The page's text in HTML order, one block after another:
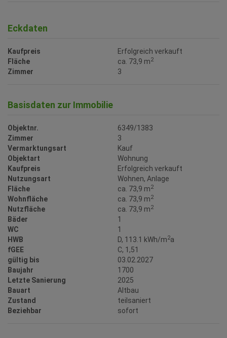
Eckdaten
Kaufpreis
Erfolgreich verkauft
Fläche
ca. 73,9 m2
Zimmer 3
Basisdaten zur Immobilie
Objektnr.
6349/1383
Zimmer
3
Vermarktungsart
Kauf
Objektart
Wohnung
Kaufpreis
Erfolgreich verkauft
Nutzungsart
Wohnen Anlage
Fläche
ca. 73,9 m2
Wohnfläche ca. 73,9 m2
Nutzfläche ca. 73,9 m2
Bäder
1
WC
1
HWB
D, 113.1 kWh/m2a
fGEE
C, 1,51
gültig bis
03.02.2027
Baujahr
1700
Letzte Sanierung
2025
Bauart
Altbau
Zustand
teilsaniert
Beziehbar
sofort